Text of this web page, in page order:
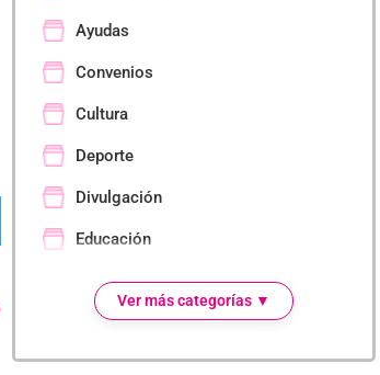
Ayudas
Convenios
Cultura
Deporte
Divulgación
Educación
Empresa
Eventos
Formación
Ver más categorías ▼